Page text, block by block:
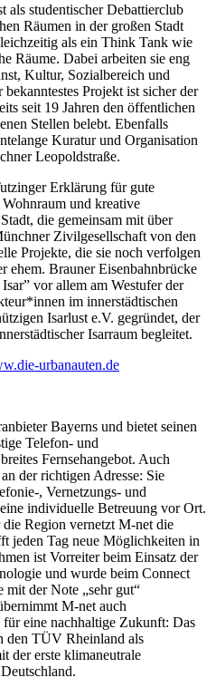
als studentischer Debattierclub
Räumen in der großen Stadt
als ein Think Tank wie
Räume. Dabei arbeiten sie eng
Kultur, Sozialbereich und
Projekt ist sicher der
seit 19 Jahren den öffentlichen
Stellen belebt. Ebenfalls
Kuratur und Organisation
Leopoldstraße.
Erklärung für gute
und kreative
die gemeinsam mit über
Zivilgesellschaft von den
Projekte, die sie noch verfolgen
ehem. Brauner Eisenbahnbrücke
vor allem am Westufer der
im innerstädtischen
Isarlust e.V. gegründet, der
Isarraum begleitet.
urbanauten.de
Bayerns und bietet seinen
Telefon- und
Fernsehangebot. Auch
der richtigen Adresse: Sie
, Vernetzungs- und
individuelle Betreuung vor Ort.
Region vernetzt M-net die
jeden Tag neue Möglichkeiten in
ist Vorreiter beim Einsatz der
und wurde beim Connect
mit der Note „sehr gut“
M-net auch
eine nachhaltige Zukunft: Das
den TÜV Rheinland als
der erste klimaneutrale